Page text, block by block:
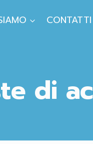
CONTATTI
di